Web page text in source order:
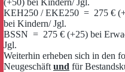
(+50) bei Kindern/ Jgl.
KEH250 / EKE250 = 275 €
bei Kindern/ Jgl.
BSSN = 275 € (+25) bei
Jgl.
Weiterhin erheben sich in den
Neugeschäft und für